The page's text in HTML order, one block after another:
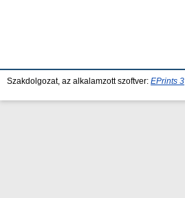
Szakdolgozat, az alkalamzott szoftver: EPrints 3